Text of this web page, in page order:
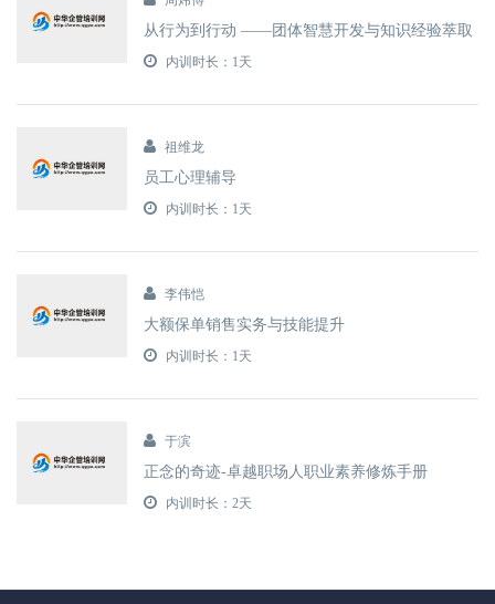
从行为到行动 ——团体智慧开发与知识经验萃取
内训时长：1天
祖维龙
员工心理辅导
内训时长：1天
李伟恺
大额保单销售实务与技能提升
内训时长：1天
于滨
正念的奇迹-卓越职场人职业素养修炼手册
内训时长：2天